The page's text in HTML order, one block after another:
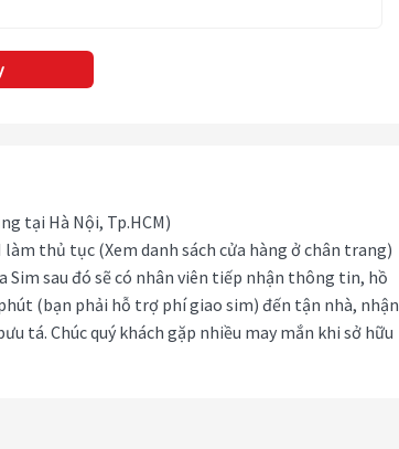
tại Hà Nội, Tp.HCM)
làm thủ tục (Xem danh sách cửa hàng ở chân trang)
sau đó sẽ có nhân viên tiếp nhận thông tin, hồ
(bạn phải hỗ trợ phí giao sim) đến tận nhà, nhận
tá. Chúc quý khách gặp nhiều may mắn khi sở hữu